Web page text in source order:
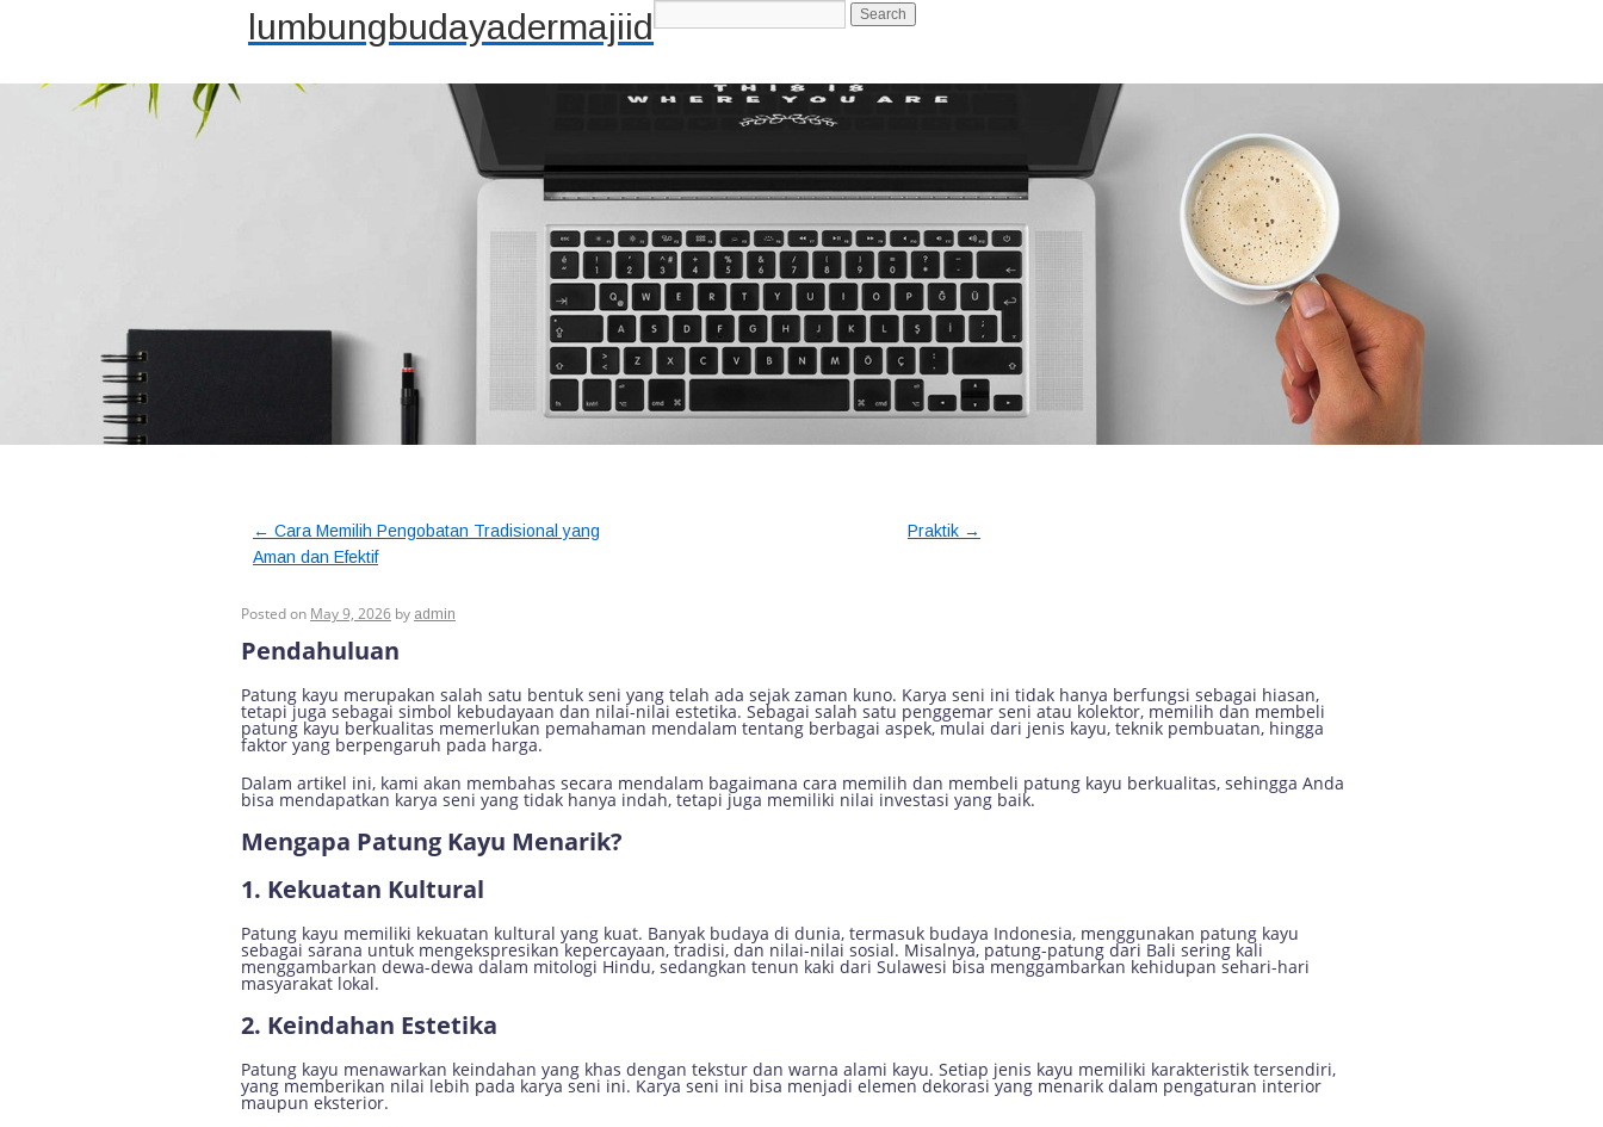
lumbungbudayadermajiid
← Cara Memilih Pengobatan Tradisional yang
Aman dan Efektif
Praktik →
Posted on May 9, 2026 by admin
Pendahuluan
Patung kayu merupakan salah satu bentuk seni yang telah ada sejak zaman kuno. Karya seni ini tidak hanya berfungsi sebagai hiasan,
tetapi juga sebagai simbol kebudayaan dan nilai-nilai estetika. Sebagai salah satu penggemar seni atau kolektor, memilih dan membeli
patung kayu berkualitas memerlukan pemahaman mendalam tentang berbagai aspek, mulai dari jenis kayu, teknik pembuatan, hingga
faktor yang berpengaruh pada harga.
Dalam artikel ini, kami akan membahas secara mendalam bagaimana cara memilih dan membeli patung kayu berkualitas, sehingga Anda
bisa mendapatkan karya seni yang tidak hanya indah, tetapi juga memiliki nilai investasi yang baik.
Mengapa Patung Kayu Menarik?
1. Kekuatan Kultural
Patung kayu memiliki kekuatan kultural yang kuat. Banyak budaya di dunia, termasuk budaya Indonesia, menggunakan patung kayu
sebagai sarana untuk mengekspresikan kepercayaan, tradisi, dan nilai-nilai sosial. Misalnya, patung-patung dari Bali sering kali
menggambarkan dewa-dewa dalam mitologi Hindu, sedangkan tenun kaki dari Sulawesi bisa menggambarkan kehidupan sehari-hari
masyarakat lokal.
2. Keindahan Estetika
Patung kayu menawarkan keindahan yang khas dengan tekstur dan warna alami kayu. Setiap jenis kayu memiliki karakteristik tersendiri,
yang memberikan nilai lebih pada karya seni ini. Karya seni ini bisa menjadi elemen dekorasi yang menarik dalam pengaturan interior
maupun eksterior.